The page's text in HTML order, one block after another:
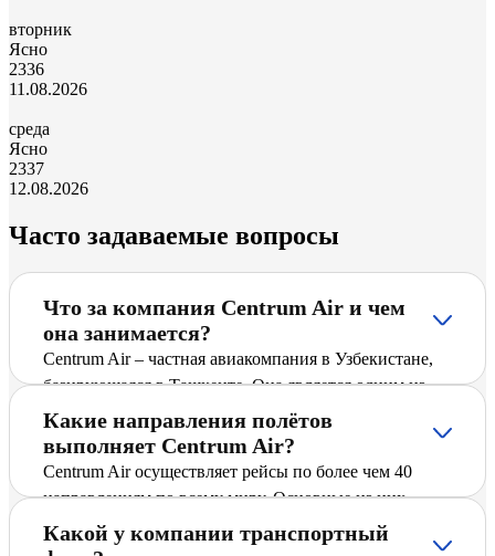
вторник
Ясно
2336
11.08.2026
среда
Ясно
2337
12.08.2026
Часто задаваемые вопросы
Что за компания Centrum Air и чем
она занимается?
Centrum Air – частная авиакомпания в Узбекистане,
базирующаяся в Ташкенте. Она является одним из
ведущих перевозчиков Узбекистана и предлагает
пассажирам регулярные и чартерные рейсы по
международным и внутренним направлениям,
включая Стамбул – Душанбе. Компания активно
направления и стремится обеспечить безопасный и
Какие направления полётов
выполняет Centrum Air?
Centrum Air осуществляет рейсы по более чем 40
направлениям по всему миру. Основные из них
включают крупные международные города и
популярные туристические направления. Детальное
Какой у компании транспортный